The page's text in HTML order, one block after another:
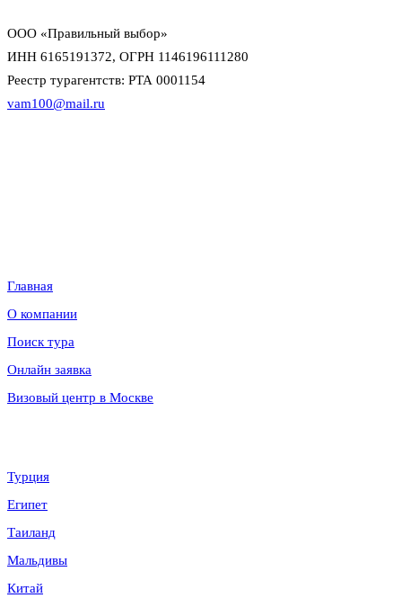
ООО «Правильный выбор»
ИНН 6165191372, ОГРН 1146196111280
Реестр турагентств: РТА 0001154
vam100@mail.ru
Главная
О компании
Поиск тура
Онлайн заявка
Визовый центр в Москве
Турция
Египет
Таиланд
Мальдивы
Китай